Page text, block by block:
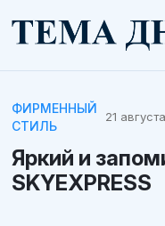
ФИРМЕННЫЙ
СТИЛЬ
21
Яркий и
SKYEXPRESS